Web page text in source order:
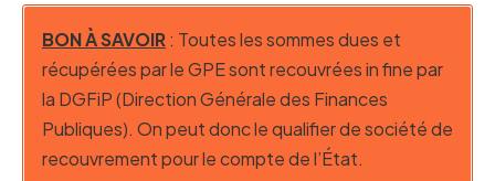
BON À SAVOIR: Toutes les sommes dues et
récupérées par le GPE sont recouvrées in fine par
la DGFiP (Direction Générale des Finances
Publiques). On peut donc le qualifier de société de
recouvrement pour le compte de l’État.